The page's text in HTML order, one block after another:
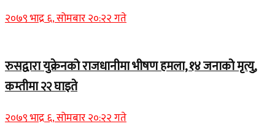
२०७९ भाद्र ६, सोमबार २०:२२ गते
रुसद्वारा युक्रेनको राजधानीमा भीषण हमला, १४ जनाको मृत्यु,
कम्तीमा २२ घाइते
२०७९ भाद्र ६, सोमबार २०:२२ गते